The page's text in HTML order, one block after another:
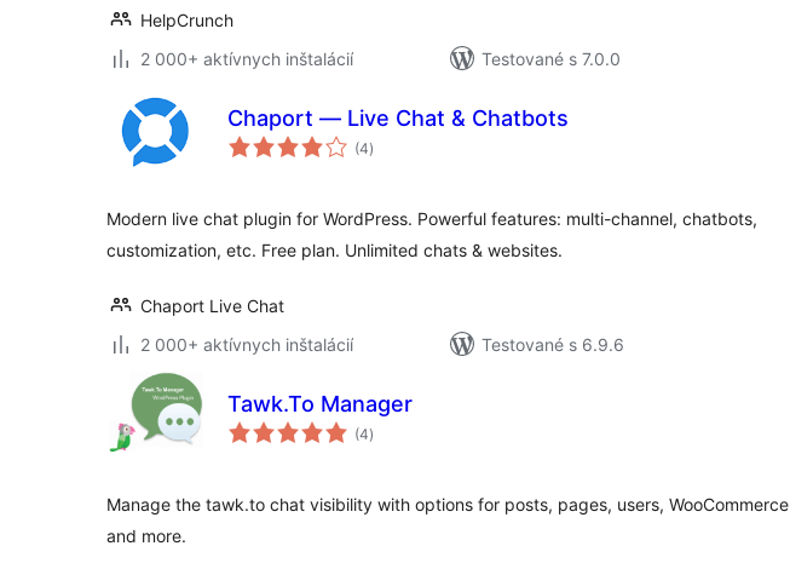
HelpCrunch
2 000+ aktívnych inštalácií
Testované s 7.0.0
Chaport — Live Chat & Chatbots
(4celkové
hodnotenie
)
Modern live chat plugin for WordPress. Powerful features: multi-channel, chatbots,
customization, etc. Free plan. Unlimited chats & websites.
Chaport Live Chat
2 000+ aktívnych inštalácií
Testované s 6.9.6
Tawk.To Manager
(4celkové
hodnotenie
)
Manage the tawk.to chat visibility with options for posts, pages, users, WooCommerce
and more.